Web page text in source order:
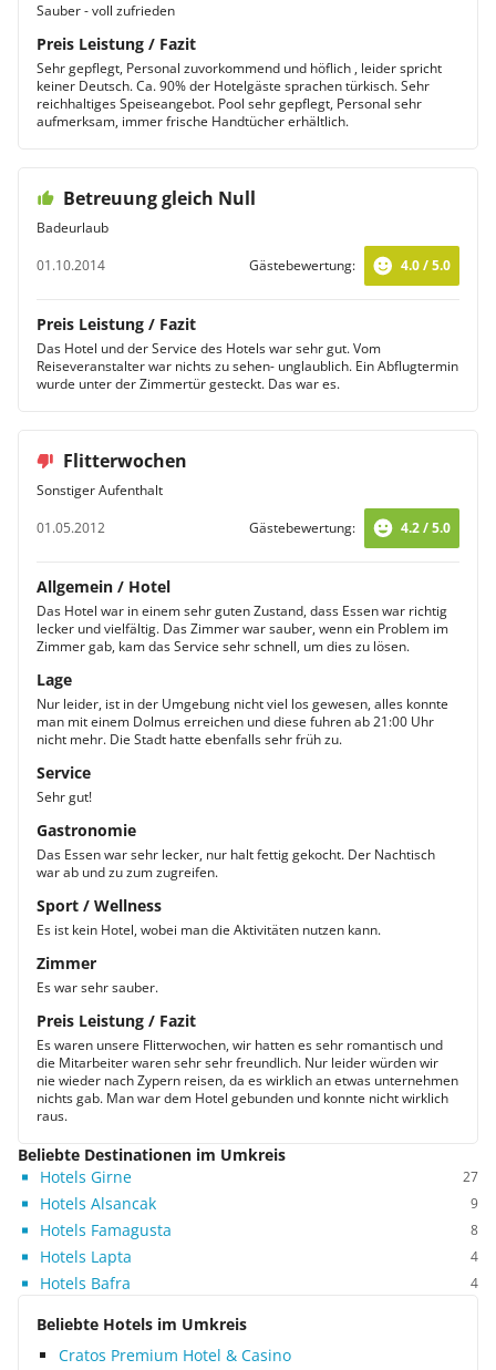
Sauber - voll zufrieden
Preis Leistung / Fazit
Sehr gepflegt, Personal zuvorkommend und höflich , leider spricht
keiner Deutsch. Ca. 90% der Hotelgäste sprachen türkisch. Sehr
reichhaltiges Speiseangebot. Pool sehr gepflegt, Personal sehr
aufmerksam, immer frische Handtücher erhältlich.
Betreuung gleich Null
Badeurlaub
01.10.2014
Gästebewertung: 4.0 / 5.0
Preis Leistung / Fazit
Das Hotel und der Service des Hotels war sehr gut. Vom
Reiseveranstalter war nichts zu sehen- unglaublich. Ein Abflugtermin
wurde unter der Zimmertür gesteckt. Das war es.
Flitterwochen
Sonstiger Aufenthalt
01.05.2012
Gästebewertung: 4.2 / 5.0
Allgemein / Hotel
Das Hotel war in einem sehr guten Zustand, dass Essen war richtig
lecker und vielfältig. Das Zimmer war sauber, wenn ein Problem im
Zimmer gab, kam das Service sehr schnell, um dies zu lösen.
Lage
Nur leider, ist in der Umgebung nicht viel los gewesen, alles konnte
man mit einem Dolmus erreichen und diese fuhren ab 21:00 Uhr
nicht mehr. Die Stadt hatte ebenfalls sehr früh zu.
Service
Sehr gut!
Gastronomie
Das Essen war sehr lecker, nur halt fettig gekocht. Der Nachtisch
war ab und zu zum zugreifen.
Sport / Wellness
Es ist kein Hotel, wobei man die Aktivitäten nutzen kann.
Zimmer
Es war sehr sauber.
Preis Leistung / Fazit
Es waren unsere Flitterwochen, wir hatten es sehr romantisch und
die Mitarbeiter waren sehr sehr freundlich. Nur leider würden wir
nie wieder nach Zypern reisen, da es wirklich an etwas unternehmen
nichts gab. Man war dem Hotel gebunden und konnte nicht wirklich
raus.
Beliebte Destinationen im Umkreis
Hotels Girne
27
Hotels Alsancak 9
Hotels Famagusta 8
Hotels Lapta 4
Hotels Bafra 4
Beliebte Hotels im Umkreis
Cratos Premium Hotel & Casino